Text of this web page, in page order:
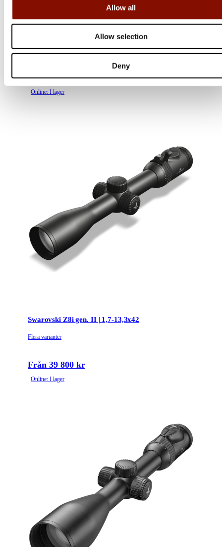
Allow all
Allow selection
Deny
Swarovski OPTIK
Från 24 500 kr
Online: I lager
Swarovski Z8i gen. II | 1,7-13,3x42
Flera varianter
Från 39 800 kr
Online: I lager